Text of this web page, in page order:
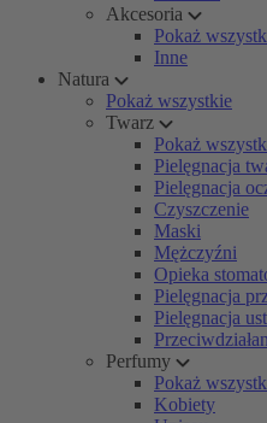
Akcesoria
Pokaż
Inne
Natura
Pokaż wszystkie
Twarz
Pokaż
Pielęgnacja
Pielęgnacja
Czyszczenie
Maski
Mężczyźni
Opieka
Pielęgnacja
Pielęgnacja ust
Perfumy
Pokaż
Kobiety